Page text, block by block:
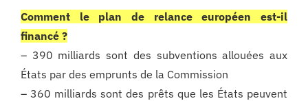
Comment le plan de relance européen est-il
financé ?
– 390 milliards sont des subventions allouées aux
États par des emprunts de la Commission
– 360 milliards sont des prêts que les États peuvent